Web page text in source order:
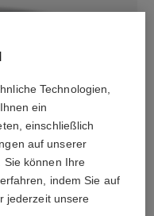
Technologien,
ein
einschließlich
auf unserer
Sie können Ihre
indem Sie auf
jederzeit unsere